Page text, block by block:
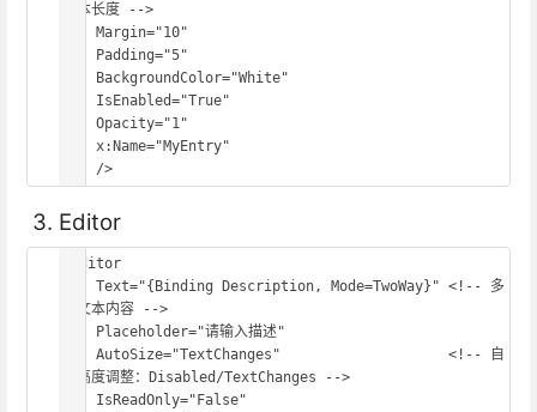
文本长度 -->
Margin="10"
Padding="5"
BackgroundColor="White"
IsEnabled="True"
Opacity="1"
x:Name="MyEntry"
/>
3. Editor
<Editor
Text="{Binding Description, Mode=TwoWay}" <!-- 多
行文本内容 -->
Placeholder="请输入描述"
AutoSize="TextChanges"                    <!-- 自
动高度调整：Disabled/TextChanges -->
IsReadOnly="False"